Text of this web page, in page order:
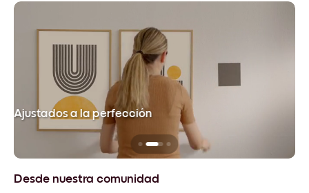
Ajustados a la perfección
Desde nuestra comunidad